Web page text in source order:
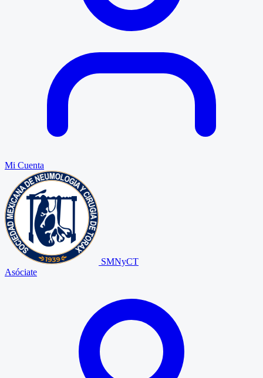
Mi Cuenta
SMNyCT
Asóciate